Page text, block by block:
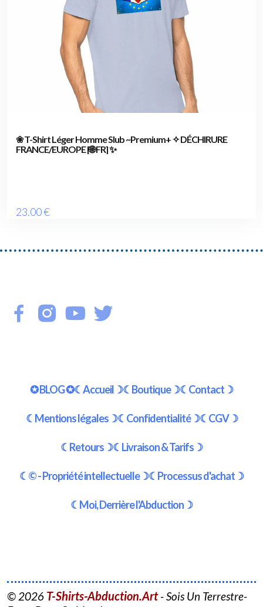
❀ T-Shirt Léger Homme Slub ~Premium+ ✧ DÉCHIRURE
FRANCE/EUROPE [🌐 FR] ✨
23.00€
✪ BLOG ✪☾Accueil☽☾Boutique☽☾Contact☽
☾Mentions légales☽☾Confidentialité☽☾CGV☽
☾Retours☽☾Livraison & Tarifs☽
☾© - Propriété intellectuelle☽☾Processus d'achat☽
☾Moi, Derrière l'Abduction☽
© 2026 T-Shirts-Abduction.Art- Sois Un Terrestre-